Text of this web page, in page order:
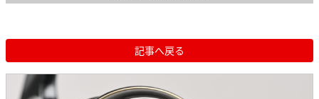
記事へ戻る